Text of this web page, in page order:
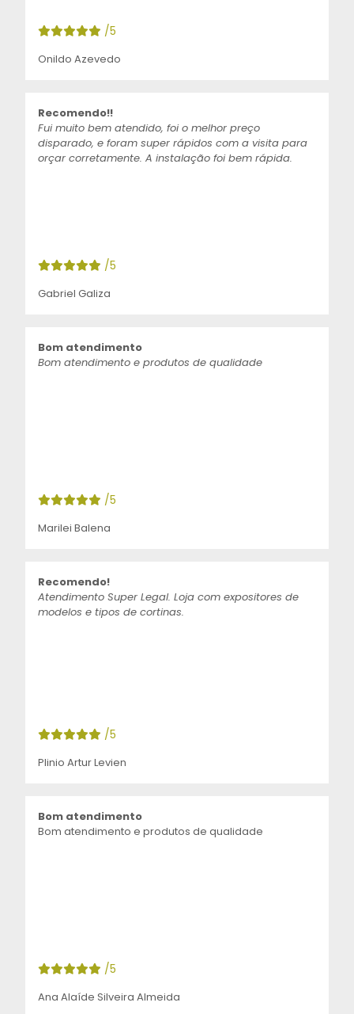
/5
Onildo Azevedo
Recomendo!!
Fui muito bem atendido, foi o melhor preço
disparado, e foram super rápidos com a visita para
orçar corretamente. A instalação foi bem rápida.
/5
Gabriel Galiza
Bom atendimento
Bom atendimento e produtos de qualidade
/5
Marilei Balena
Recomendo!
Atendimento Super Legal. Loja com expositores de
modelos e tipos de cortinas.
/5
Plinio Artur Levien
Bom atendimento
Bom atendimento e produtos de qualidade
/5
Ana Alaíde Silveira Almeida